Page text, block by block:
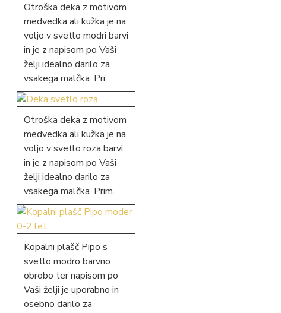
Otroška deka z motivom
medvedka ali kužka je na
voljo v svetlo modri barvi
in je z napisom po Vaši
želji idealno darilo za
vsakega malčka. Pri..
Otroška deka z motivom
medvedka ali kužka je na
voljo v svetlo roza barvi
in je z napisom po Vaši
želji idealno darilo za
vsakega malčka. Prim..
Kopalni plašč Pipo s
svetlo modro barvno
obrobo ter napisom po
Vaši želji je uporabno in
osebno darilo za